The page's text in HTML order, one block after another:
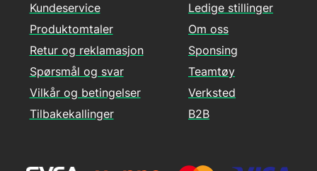
Kundeservice
Produktomtaler
Retur og reklamasjon
Spørsmål og svar
Vilkår og betingelser
Tilbakekallinger
Ledige stillinger
Om oss
Sponsing
Teamtøy
Verksted
B2B